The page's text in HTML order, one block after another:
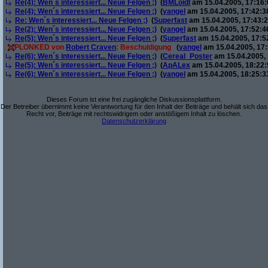
Re(4): Wen´s interessiert... Neue Felgen ;) (BMLoidl am 15.04.2005,
Re(4): Wen´s interessiert... Neue Felgen ;) (yangel am 15.04.2005,
Re: Wen´s interessiert... Neue Felgen ;) (Superfast am 15.04.2005,
Re(2): Wen´s interessiert... Neue Felgen ;) (yangel am 15.04.2005,
Re(5): Wen´s interessiert... Neue Felgen ;) (Superfast am 15.04.2005,
PLONKED von Robert Craven: Beschuldigung (yangel am 15.04.2005,
Re(6): Wen´s interessiert... Neue Felgen ;) (Cereal_Poster am 15.04.2005,
Re(5): Wen´s interessiert... Neue Felgen ;) (ApALex am 15.04.2005,
Re(6): Wen´s interessiert... Neue Felgen ;) (yangel am 15.04.2005,
Dieses Forum ist eine frei zugängliche Diskussionsplattform.
Der Betreiber übernimmt keine Verantwortung für den Inhalt der Beiträge und behält sich das
Recht vor, Beiträge mit rechtswidrigem oder anstößigem Inhalt zu löschen.
Datenschutzerklärung